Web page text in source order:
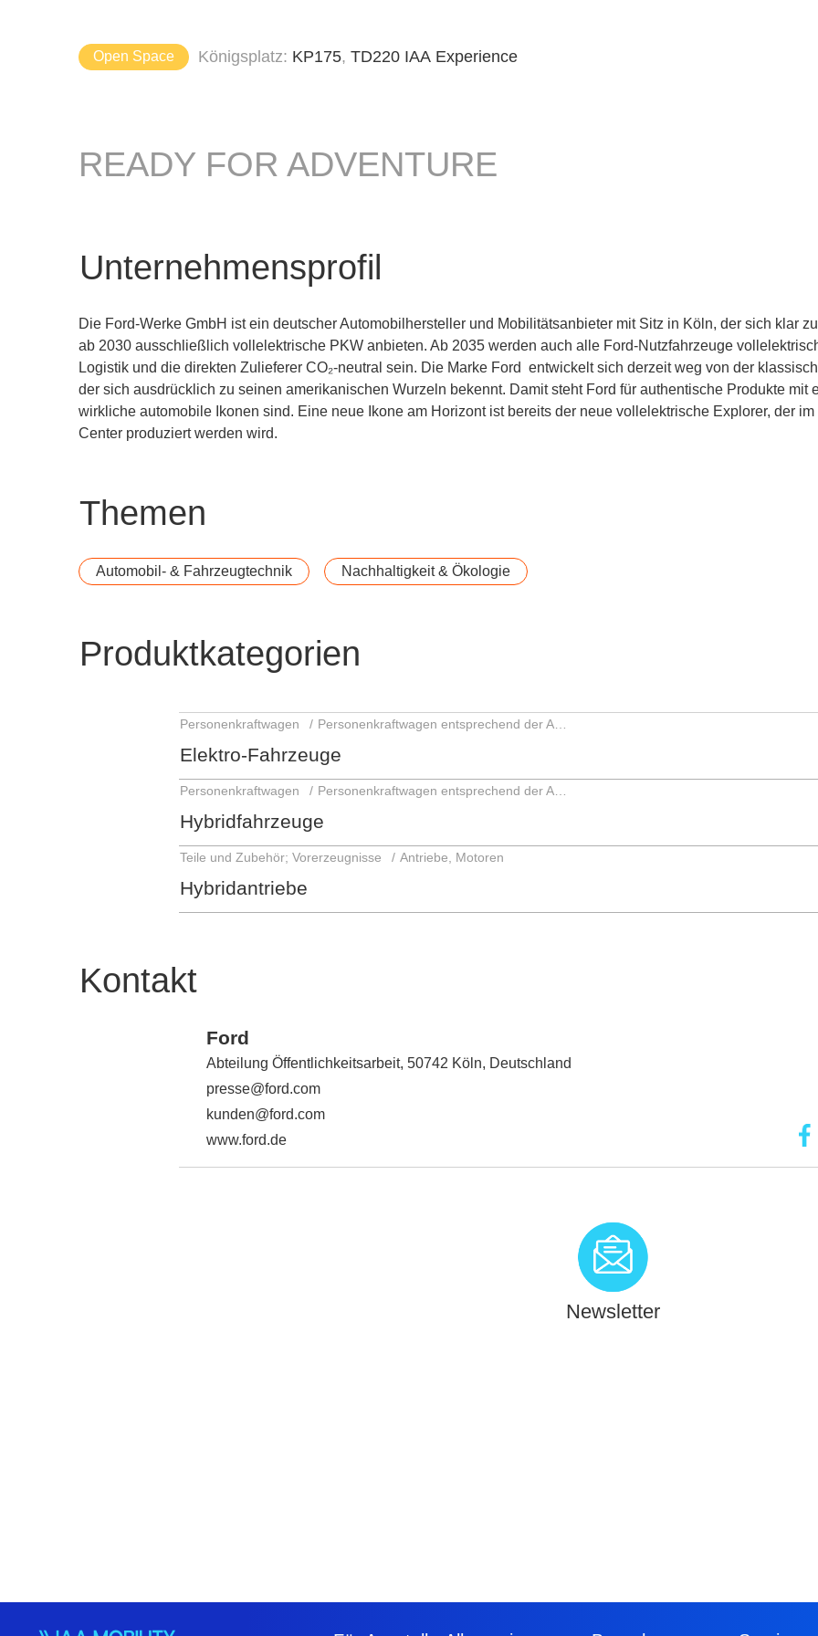
Open Space Königsplatz KP175 TD220 IAA Experience
READY FOR ADVENTURE
Unternehmensprofil
Die Ford-Werke GmbH ist ein deutscher Automobilhersteller und Mobilitätsanbieter mit Sitz in Köln, der sich klar
ab 2030 ausschließlich vollelektrische PKW anbieten. Ab 2035 werden auch alle Ford-Nutzfahrzeuge
Logistik und die direkten Zulieferer CO₂-neutral sein. Die Marke Ford entwickelt sich derzeit weg von der
der sich ausdrücklich zu seinen amerikanischen Wurzeln bekennt. Damit steht Ford für authentische Produkte
wirkliche automobile Ikonen sind. Eine neue Ikone am Horizont ist bereits der neue vollelektrische Explorer, der
Center produziert werden wird.
Themen
Automobil- & Fahrzeugtechnik Nachhaltigkeit & Ökologie
Produktkategorien
Personenkraftwagen
Elektro-Fahrzeuge
Personenkraftwagen
Hybridfahrzeuge
Teile und Zubehör; Vorerzeugnisse Antriebe, Motoren
Hybridantriebe
Kontakt
Ford
Abteilung Öffentlichkeitsarbeit, 50742 Köln, Deutschland
presse@ford.com
kunden@ford.com
www.ford.de
Newsletter